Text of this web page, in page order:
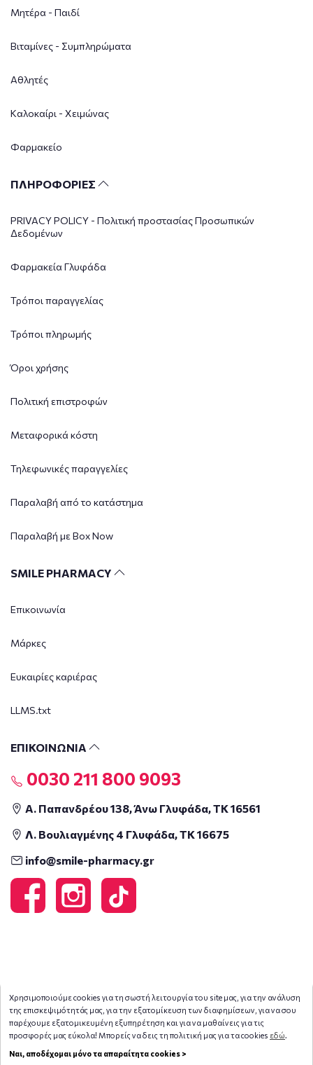
Χρησιμοποιούμε cookies για τη σωστή λειτουργία του site μας, για την ανάλυση
της επισκεψιμότητάς μας, για την εξατομίκευση των διαφημίσεων, για να σου
παρέχουμε εξατομικευμένη εξυπηρέτηση και για να μαθαίνεις για τις
προσφορές μας εύκολα! Μπορείς να δεις τη πολιτική μας για τα cookies εδώ.
Ναι, αποδέχομαι μόνο τα απαραίτητα cookies >
Μητέρα - Παιδί
Βιταμίνες - Συμπληρώματα
Αθλητές
Καλοκαίρι - Χειμώνας
Φαρμακείο
ΠΛΗΡΟΦΟΡΙΕΣ
PRIVACY POLICY - Πολιτική προστασίας Προσωπικών
Δεδομένων
Φαρμακεία Γλυφάδα
Τρόποι παραγγελίας
Τρόποι πληρωμής
Όροι χρήσης
Πολιτική επιστροφών
Μεταφορικά κόστη
Τηλεφωνικές παραγγελίες
Παραλαβή από το κατάστημα
Παραλαβή με Box Now
SMILE PHARMACY
Επικοινωνία
Μάρκες
Ευκαιρίες καριέρας
LLMS.txt
ΕΠΙΚΟΙΝΩΝΙΑ
0030 211 800 9093
Α. Παπανδρέου 138, Άνω Γλυφάδα, ΤΚ 16561
Λ. Βουλιαγμένης 4 Γλυφάδα, ΤΚ 16675
info@smile-pharmacy.gr